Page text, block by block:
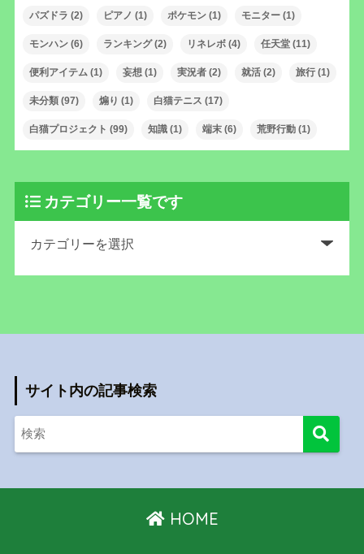
パズドラ (2) ピアノ (1) ポケモン(1) モニター(1)
モンハン(6) ランキング(2) リネレボ(4) 任天堂(11)
便利アイテム(1) 妄想(1) 実況者(2) 就活(2) 旅行(1)
未分類(97) 煽り (1) 白猫テニス (17)
白猫プロジェクト (99) 知識(1) 端末(6) 荒野行動(1)
カテゴリー一覧です
サイト内の記事検索
HOME